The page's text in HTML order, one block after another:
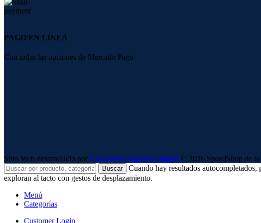
PAGO EN LÍNEA
Con todas las opciones de Mercado Pago
Sitio Web desarrollado por Creactivos Agencia Digital © 2026 SpeedShop de la
Buscar
Cuando hay resultados
exploran al tacto con gestos de desplazamiento.
Menú
Categorías
Customer Login